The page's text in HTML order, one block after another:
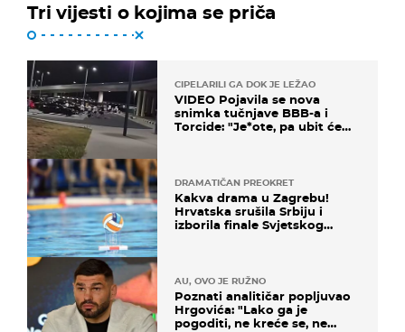
Tri vijesti o kojima se priča
CIPELARILI GA DOK JE LEŽAO
VIDEO Pojavila se nova
snimka tučnjave BBB-a i
Torcide: "Je*ote, pa ubit će
DRAMATIČAN PREOKRET
Kakva drama u Zagrebu!
Hrvatska srušila Srbiju i
izborila finale Svjetskog
AU, OVO JE RUŽNO
Poznati analitičar popljuvao
Hrgovića: "Lako ga je
pogoditi, ne kreće se, ne